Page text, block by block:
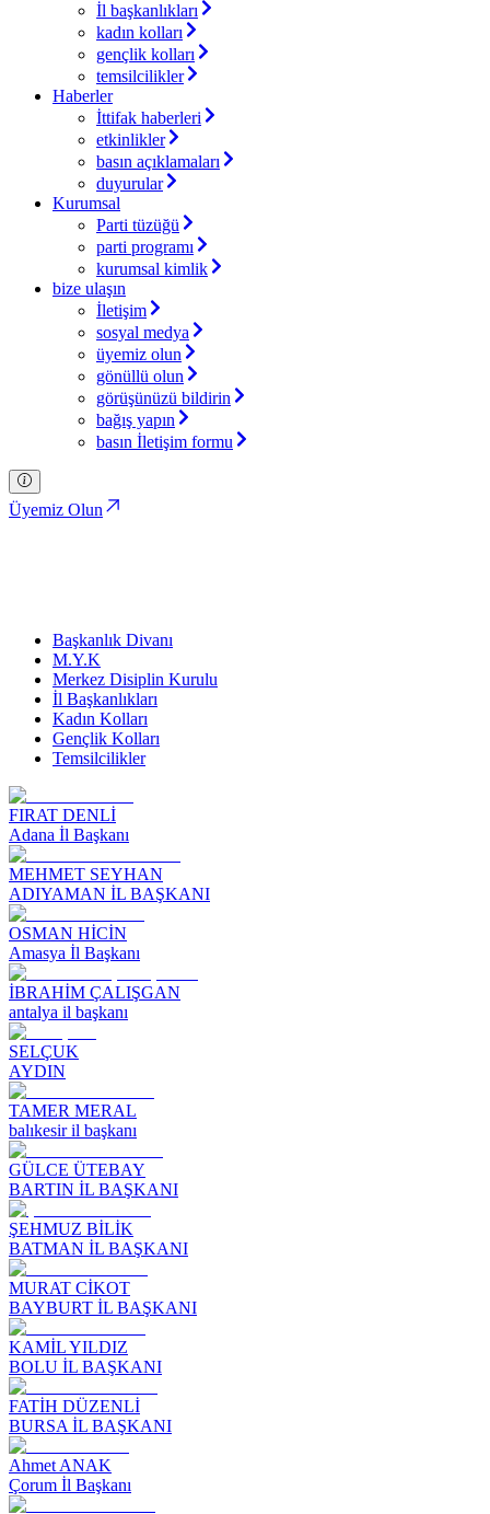
İl başkanlıkları
kadın kolları
gençlik kolları
temsilcilikler
Haberler
İttifak haberleri
etkinlikler
basın açıklamaları
duyurular
Kurumsal
Parti tüzüğü
parti programı
kurumsal kimlik
bize ulaşın
İletişim
sosyal medya
üyemiz olun
gönüllü olun
görüşünüzü bildirin
bağış yapın
basın İletişim formu
Üyemiz Olun
Başkanlık Divanı
M.Y.K
Merkez Disiplin Kurulu
İl Başkanlıkları
Kadın Kolları
Gençlik Kolları
Temsilcilikler
FIRAT DENLİ
Adana İl Başkanı
MEHMET SEYHAN
ADIYAMAN İL BAŞKANI
OSMAN HİCİN
Amasya İl Başkanı
İBRAHİM ÇALIŞGAN
antalya il başkanı
SELÇUK
AYDIN
TAMER MERAL
balıkesir il başkanı
GÜLCE ÜTEBAY
BARTIN İL BAŞKANI
ŞEHMUZ BİLİK
BATMAN İL BAŞKANI
MURAT CİKOT
BAYBURT İL BAŞKANI
KAMİL YILDIZ
BOLU İL BAŞKANI
FATİH DÜZENLİ
BURSA İL BAŞKANI
Ahmet ANAK
Çorum İl Başkanı